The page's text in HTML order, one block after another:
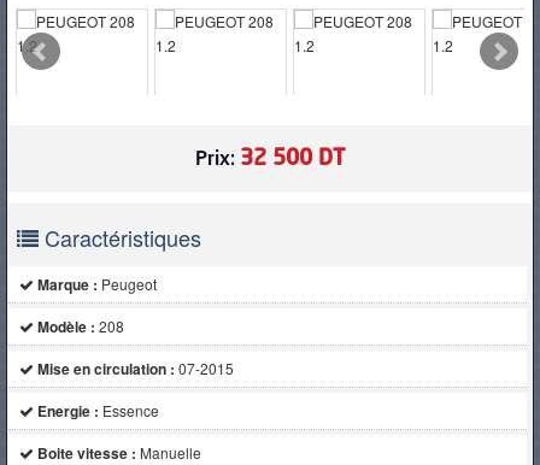
Prix: 32 500 DT
Caractéristiques
Marque : Peugeot
Modèle : 208
Mise en circulation : 07-2015
Energie : Essence
Boite vitesse : Manuelle